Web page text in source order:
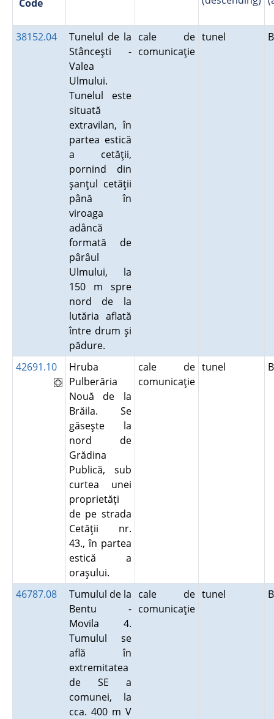
Code
38152.04
Tunelul de la
Stânceşti -
Valea
Ulmului.
Tunelul este
situată
extravilan, în
partea estică
a cetăţii,
pornind din
şanţul cetăţii
până în
viroaga
adâncă
formată de
pârâul
Ulmului, la
150 m spre
nord de la
lutăria aflată
între drum şi
pădure.
cale de
comunicaţie
tunel
42691.10
Hruba
Pulberăria
Nouă de la
Brăila. Se
găseşte la
nord de
Grădina
Publică, sub
curtea unei
proprietăţi
de pe strada
Cetăţii nr.
43., în partea
estică a
oraşului.
cale de
comunicaţie
tunel
46787.08
Tumulul de la
Bentu -
Movila 4.
Tumulul se
află în
extremitatea
de SE a
comunei, la
cca. 400 m V
cale de
comunicaţie
tunel